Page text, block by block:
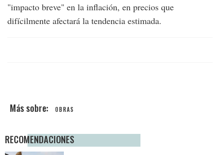
"impacto breve" en la inflación, en precios que
difícilmente afectará la tendencia estimada.
OBRAS
RECOMENDACIONES